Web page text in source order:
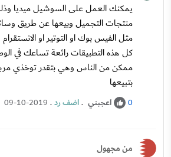
يمكنك العمل على السوشيل ميديا
منتجات التجميل وبيعها عن طريق
مثل الفيس بوك او التوتير او
كل هذه التطبيقات رائعة تساعك في
ممكن من الناس وهي بتقدر توخذي
بتبيعها
0 اعجبني .اضف رد.
09-10-2019
من مجهول